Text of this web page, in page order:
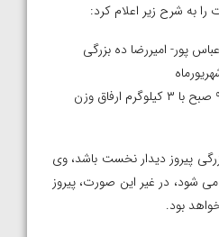
را به شرح زیر اعلام کرد:
پور- امیررضا ده بزرگی
پیروز دیدار نخست باشد، وی
شود، در غیر این صورت، پیروز